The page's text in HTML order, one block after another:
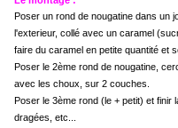
Poser un rond de nougatine dans un
l'exterieur, collé avec un caramel
faire du caramel en petite quantité et
Poser le 2ème rond de nougatine,
avec les choux, sur 2 couches.
Poser le 3ème rond (le + petit) et
dragées, etc...